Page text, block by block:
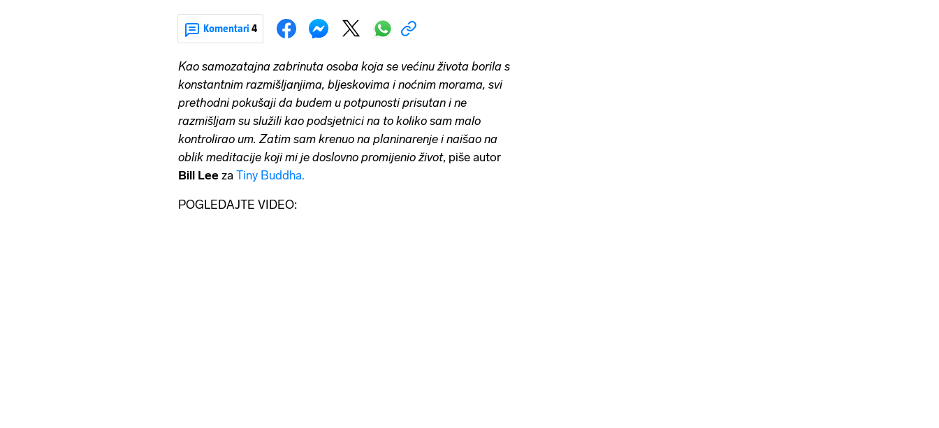
Komentari 4
Kao samozatajna zabrinuta osoba koja se većinu života borila s
konstantnim razmišljanjima, bljeskovima i noćnim morama, svi
prethodni pokušaji da budem u potpunosti prisutan i ne
razmišljam su služili kao podsjetnici na to koliko sam malo
kontrolirao um. Zatim sam krenuo na planinarenje i naišao na
oblik meditacije koji mi je doslovno promijenio život, piše autor
Bill Lee za Tiny Buddha.
POGLEDAJTE VIDEO: